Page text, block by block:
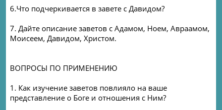
6.Что подчеркивается в завете с Давидом?
7. Дайте описание заветов с Адамом, Ноем, Авраамом,
Моисеем, Давидом, Христом.
ВОПРОСЫ ПО ПРИМЕНЕНИЮ
1. Как изучение заветов повлияло на ваше
представление о Боге и отношения с Ним?